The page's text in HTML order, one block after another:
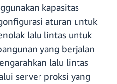
kapasitas
aturan untuk
lalu lintas untuk
yang berjalan
lalu lintas
server proksi yang